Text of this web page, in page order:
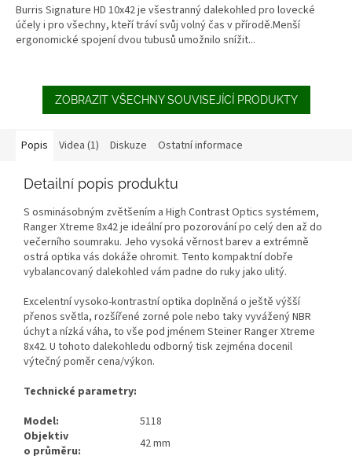
Burris Signature HD 10x42 je všestranný dalekohled pro lovecké
účely i pro všechny, kteří tráví svůj volný čas v přírodě.Menší
ergonomické spojení dvou tubusů umožnilo snížit...
ZOBRAZIT VŠECHNY SOUVISEJÍCÍ PRODUKTY
Popis Videa (1) Diskuze Ostatní informace
Detailní popis produktu
S osminásobným zvětšením a High Contrast Optics systémem,
Ranger Xtreme 8x42 je ideální pro pozorování po celý den až do
večerního soumraku. Jeho vysoká věrnost barev a extrémně
ostrá optika vás dokáže ohromit. Tento kompaktní dobře
vybalancovaný dalekohled vám padne do ruky jako ulitý.
Excelentní vysoko-kontrastní optika doplněná o ještě výšší
přenos světla, rozšířené zorné pole nebo taky vyvážený NBR
úchyt a nízká váha, to vše pod jménem Steiner Ranger Xtreme
8x42. U tohoto dalekohledu odborný tisk zejména docenil
výtečný poměr cena/výkon.
Technické parametry:
Model:
5118
Objektiv
o průměru:
42 mm